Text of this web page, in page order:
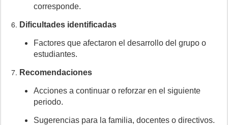
corresponde.
Dificultades identificadas
Factores que afectaron el desarrollo del grupo o
estudiantes.
Recomendaciones
Acciones a continuar o reforzar en el siguiente
periodo.
Sugerencias para la familia, docentes o directivos.